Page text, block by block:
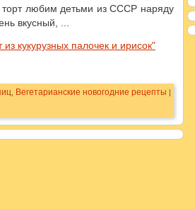
торт любим детьми из СССР наряду
вкусный, ...
кукурузных палочек и ирисок"
Вегетарианские новогодние рецепты |